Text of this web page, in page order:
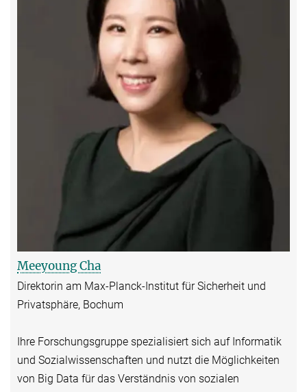
Meeyoung Cha
Direktorin am Max-Planck-Institut für Sicherheit und
Privatsphäre, Bochum
Ihre Forschungsgruppe spezialisiert sich auf Informatik
und Sozialwissenschaften und nutzt die Möglichkeiten
von Big Data für das Verständnis von sozialen